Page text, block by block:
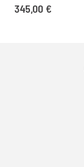
345,00 €